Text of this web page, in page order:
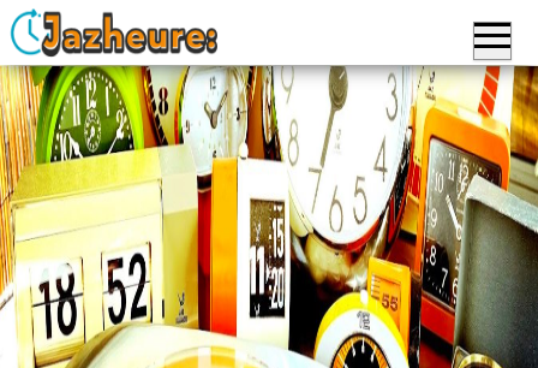
Jazheure
: Réveils,
Montres
et
Horloges,
pendules
de la
marque